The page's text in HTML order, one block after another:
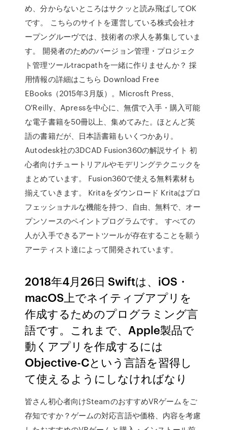
め、分からないところはサクッと読み飛ばしてOK
です。 こちらのサイトを運営している株式会社オ
ープングルーヴでは、技術者の求人を募集していま
す。 開発者のためのバージョン管理・プロジェク
ト管理ツールtracpathを一緒に作りませんか？ 採
用情報の詳細はこちら Download Free
EBooks（2015年3月版）。Microsft Press、
O'Reilly、Apressを中心に、無償で入手・購入可能
な電子書籍を50冊以上、集めてみた。ほとんど英
語の書籍だが、日本語書籍もいくつかあり。
Autodesk社の3DCAD Fusion360の解説サイト 初
心者向けチュートリアルやモデリングテクニックを
まとめています。 Fusion360で使える無料素材も
揃えていきます。 Kritaをダウンロード Kritaはプロ
フェッショナルな機能を持つ、自由、無料で、オー
プンソースのペイントプログラムです。 すべての
人が入手できるアートツールが存在することを願う
アーティスト達によって開発されています。
2018年4月26日 Swiftは、iOS・
macOS上でネイティブアプリを
作成するためのプログラミング言
語です。これまで、Apple製品で
動くアプリを作成するには
Objective-Cという言語を習得し
て使えるようにしなければなり
皆さん初心者向けSteamのおすすめVRゲームをご
存知ですか？ゲームの対応言語や価格、内容を考慮